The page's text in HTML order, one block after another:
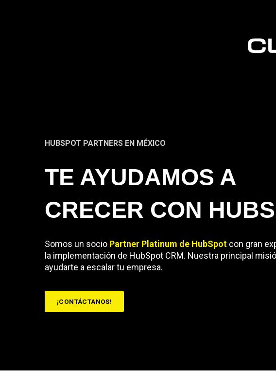
HUBSPOT PARTNERS EN MÉXICO
TE AYUDAMOS A
CRECER CON
Somos un socio Partner Platinum de HubSpot con gran
la implementación de HubSpot CRM. Nuestra principal
ayudarte a escalar tu empresa.
¡CONTÁCTANOS!